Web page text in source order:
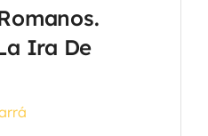
Ira De